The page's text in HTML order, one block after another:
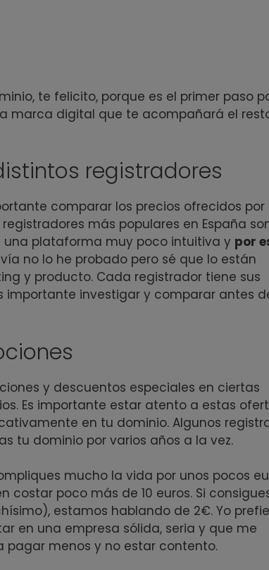
te felicito, porque es el primer paso
marca digital que te acompañará el
registradores
comparar los precios ofrecidos por
más populares en España
una plataforma muy poco intuitiva y por
no lo he probado pero sé que lo están
y producto. Cada registrador tiene sus
importante investigar y comparar antes
y descuentos especiales en ciertas
Es importante estar atento a estas
en tu dominio. Algunos
tu dominio por varios años a la vez.
mucho la vida por unos pocos
costar poco más de 10 euros. Si
estamos hablando de 2€. Yo
en una empresa sólida, seria y que me
pagar menos y no estar contento.